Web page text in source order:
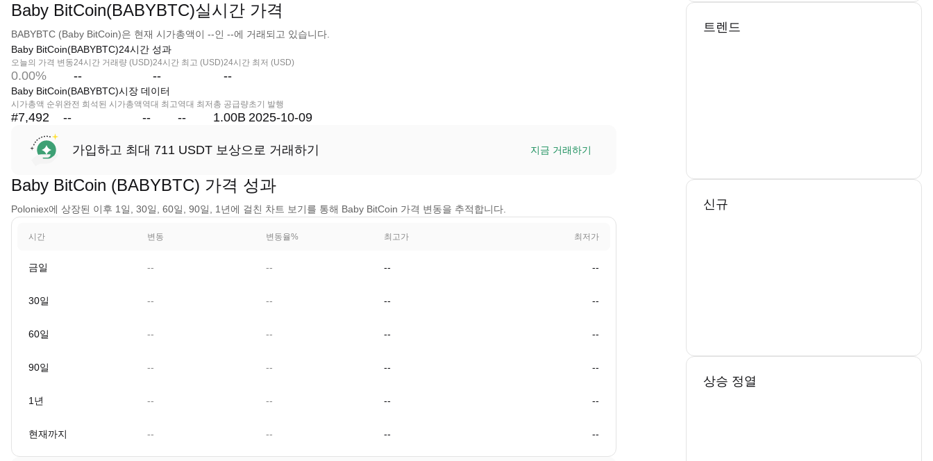
Baby BitCoin(BABYBTC)실시간 가격
BABYBTC (Baby BitCoin)은 현재 시가총액이 --인 --에 거래되고 있습니다.
Baby BitCoin(BABYBTC)24시간 성과
오늘의 가격 변동
0.00%
24시간 거래량 (USD)
--
24시간 최고 (USD)
--
24시간 최저 (USD)
--
Baby BitCoin(BABYBTC)시장 데이터
시가총액 순위
#7,492
완전 희석된 시가총액
--
역대 최고
--
역대 최저
--
총 공급량
1.00B
초기 발행
2025-10-09
가입하고 최대 711 USDT 보상으로 거래하기 지금 거래하기
Baby BitCoin (BABYBTC) 가격 성과
Poloniex에 상장된 이후 1일, 30일, 60일, 90일, 1년에 걸친 차트 보기를 통해 Baby BitCoin 가격 변동을 추적합니다.
시간 변동 변동율% 최고가 최저가
금일 -- -- -- --
30일 -- -- -- --
60일 -- -- -- --
90일 -- -- -- --
1년 -- -- -- --
현재까지 -- -- -- --
트렌드
신규
상승 정열